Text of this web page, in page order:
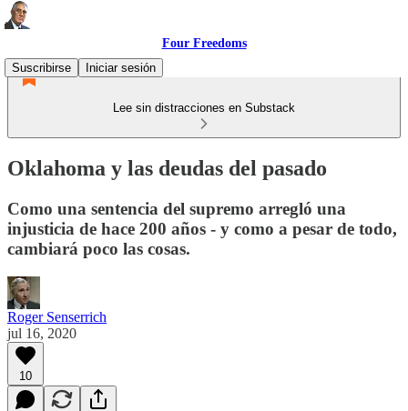
Four Freedoms
Suscribirse
Iniciar sesión
Lee sin distracciones en Substack
Oklahoma y las deudas del pasado
Como una sentencia del supremo arregló una
injusticia de hace 200 años - y como a pesar de todo,
cambiará poco las cosas.
Roger Senserrich
jul 16, 2020
10